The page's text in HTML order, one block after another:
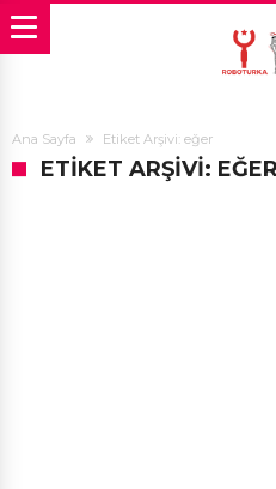
Ana Sayfa Etiket Arşivi: eğer
ETIKET ARŞIVI: EĞER